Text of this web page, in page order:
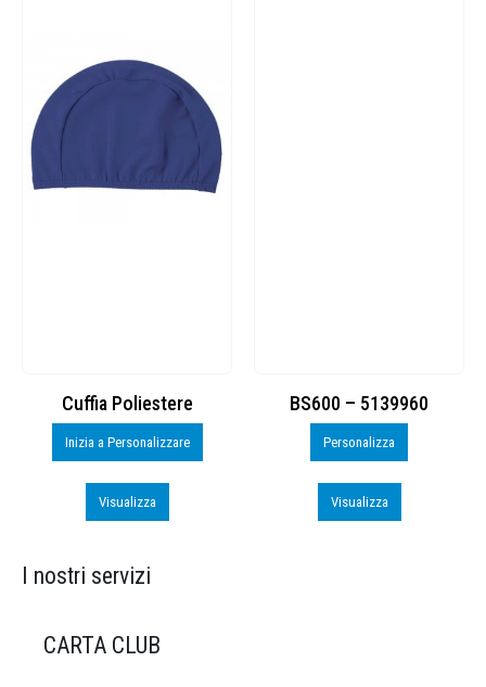
Cuffia Poliestere
Inizia a Personalizzare
Visualizza
BS600 – 5139960
Personalizza
Visualizza
I nostri servizi
CARTA CLUB